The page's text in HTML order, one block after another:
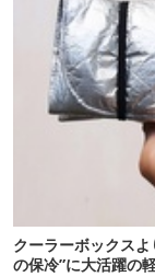
クーラーボックス
の保冷”に大活躍の